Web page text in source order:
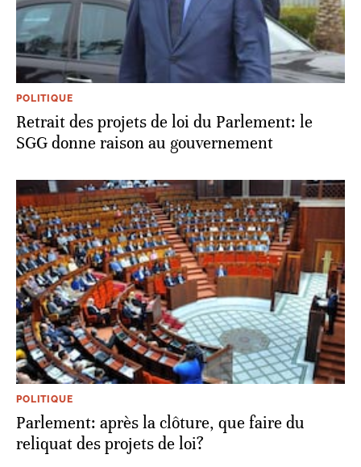
POLITIQUE
Retrait des projets de loi du Parlement: le
SGG donne raison au gouvernement
POLITIQUE
Parlement: après la clôture, que faire du
reliquat des projets de loi?